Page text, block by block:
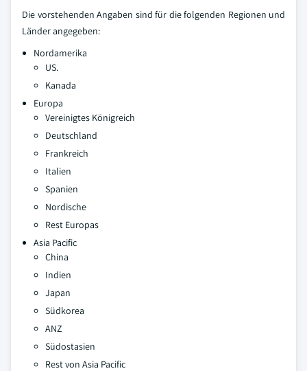
Die vorstehenden Angaben sind für die folgenden Regionen und
Länder angegeben:
Nordamerika
US.
Kanada
Europa
Vereinigtes Königreich
Deutschland
Frankreich
Italien
Spanien
Nordische
Rest Europas
Asia Pacific
China
Indien
Japan
Südkorea
ANZ
Südostasien
Rest von Asia Pacific